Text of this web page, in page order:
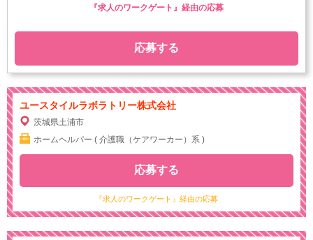
応募する
『求人のワークゲート』経由の応募
ユースタイルラボラトリー株式会社
茨城県土浦市
ホームヘルパー ( 介護職（ケアワーカー）系 )
『求人のワークゲート』経由の応募
応募する